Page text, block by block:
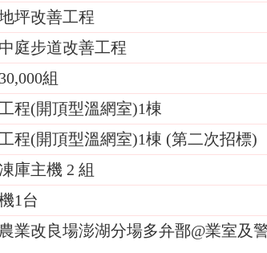
坪改善工程
庭步道改善工程
組
程(開頂型溫網室)1棟
程(開頂型溫網室)1棟 (第二次招標)
庫主機 2 組
1台
業改良場澎湖分場多弁鄑@業室及